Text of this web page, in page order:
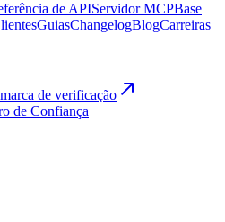
de APIServidor MCPBase
GuiasChangelogBlogCarreiras
de verificação
de Confiança